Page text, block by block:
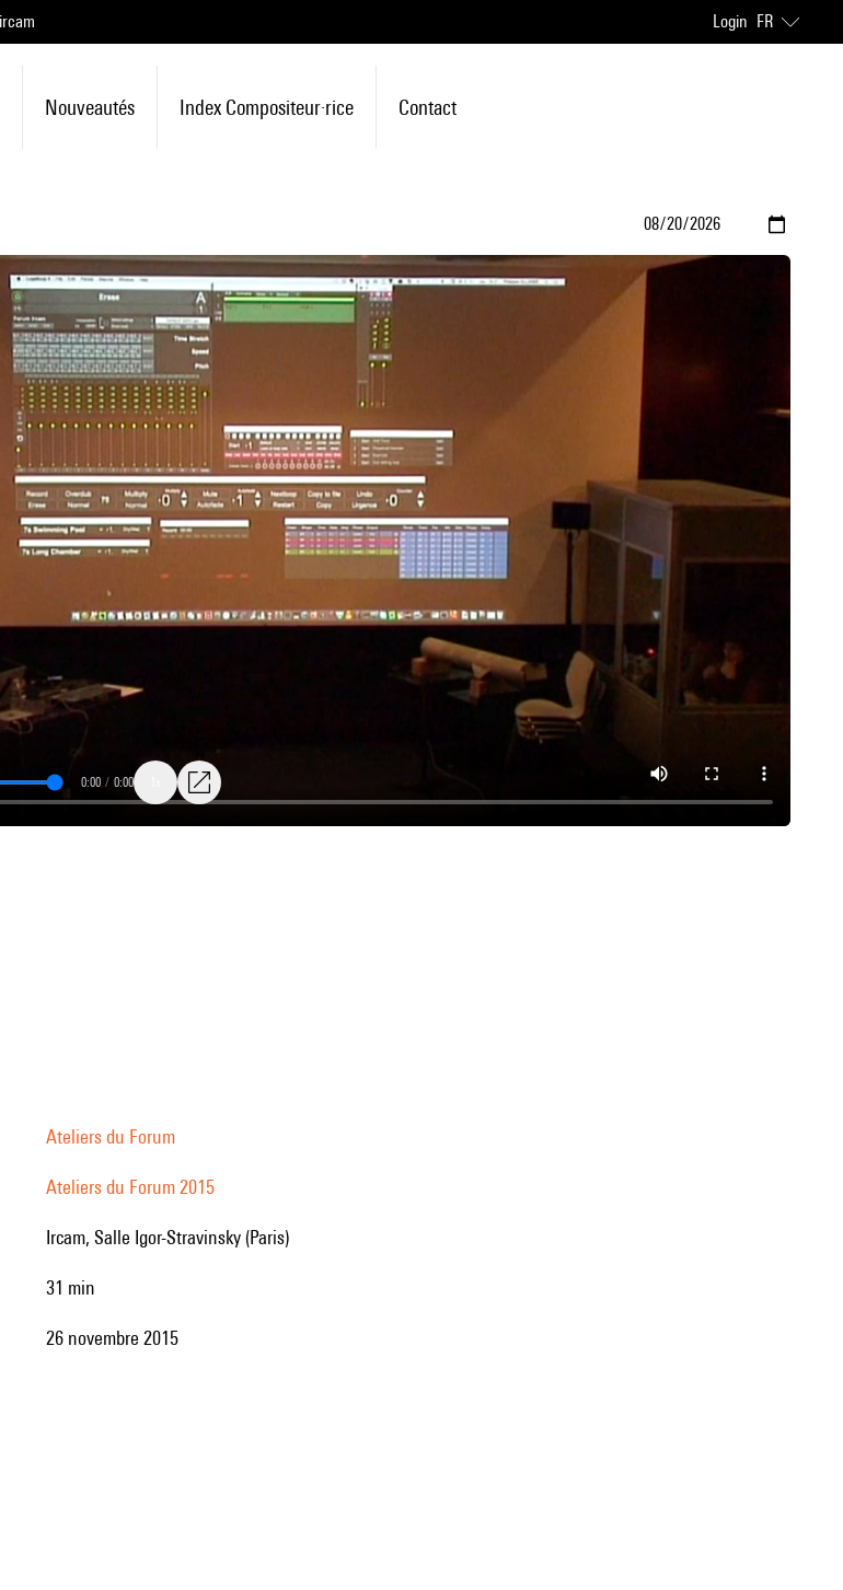
Login FR
Nouveautés Index Compositeur·rice Contact
0:00 / 0:00
Ateliers du Forum
Ateliers du Forum 2015
Ircam, Salle Igor-Stravinsky (Paris)
31 min
26 novembre 2015